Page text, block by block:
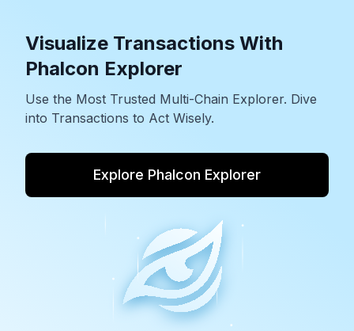
Go Deeper with MetaSleuth
Investigation
Extend your crypto compliance capabilities with
Blocksec's MetaSleuth Investigation, the first
networks and revealing hidden on-chain
relationships.
Move from detection to resolution faster with
workflows across the digital assets ecosystem.
Explore MetaSleuth